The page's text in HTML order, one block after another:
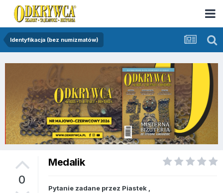
Identyfikacja (bez numizmatów)
0
Medalik
Pytanie zadane przez Piastek